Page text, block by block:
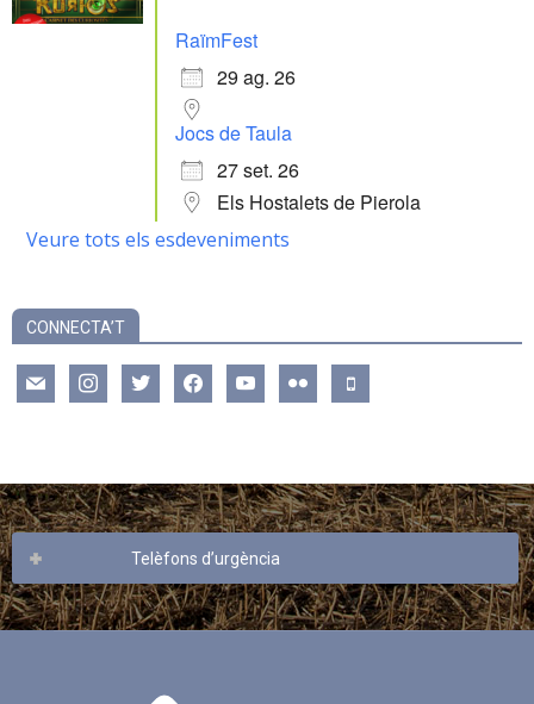
RaïmFest
29 ag. 26
Jocs de Taula
27 set. 26
Els Hostalets de Pierola
Veure tots els esdeveniments
CONNECTA’T
mail instagramtwitter facebookyoutube flickr mobile
Telèfons d’urgència